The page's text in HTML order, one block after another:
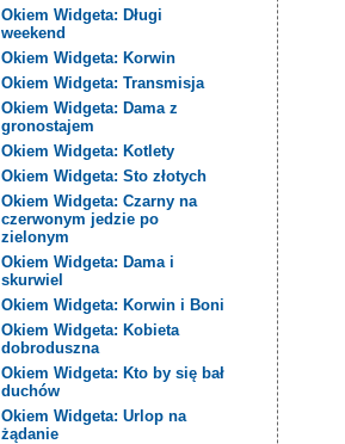
Okiem Widgeta: Długi
weekend
Okiem Widgeta: Korwin
Okiem Widgeta: Transmisja
Okiem Widgeta: Dama z
gronostajem
Okiem Widgeta: Kotlety
Okiem Widgeta: Sto złotych
Okiem Widgeta: Czarny na
czerwonym jedzie po
zielonym
Okiem Widgeta: Dama i
skurwiel
Okiem Widgeta: Korwin i Boni
Okiem Widgeta: Kobieta
dobroduszna
Okiem Widgeta: Kto by się bał
duchów
Okiem Widgeta: Urlop na
żądanie